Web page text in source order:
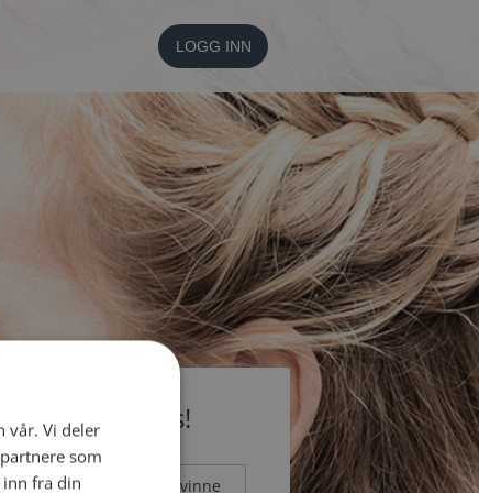
LOGG INN
medlem gratis!
Mann Kvinne
vår. Vi deler
som
fra din